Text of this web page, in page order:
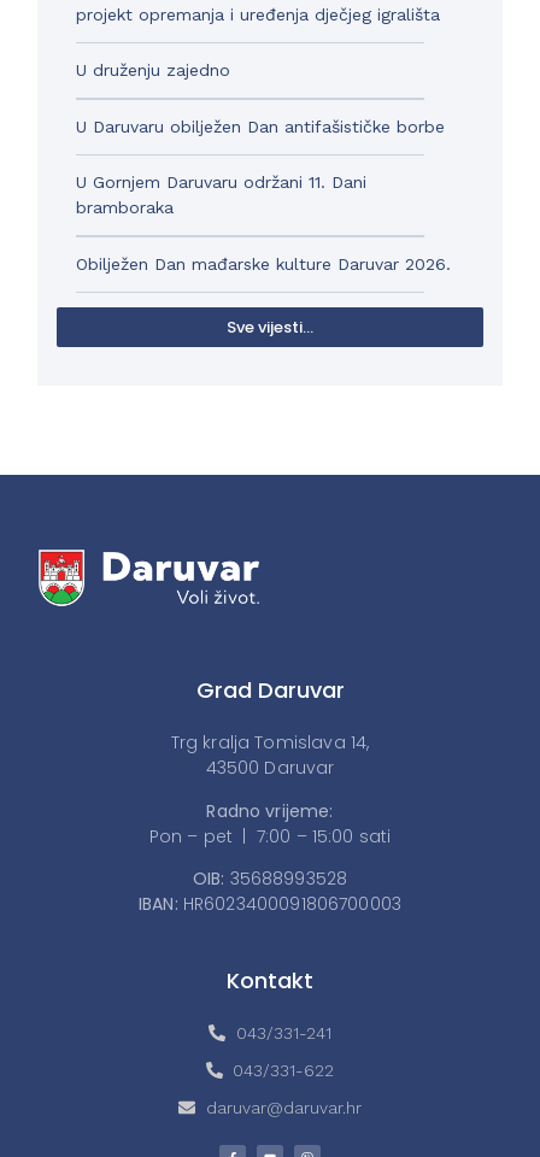
projekt opremanja i uređenja dječjeg igrališta
U druženju zajedno
U Daruvaru obilježen Dan antifašističke borbe
U Gornjem Daruvaru održani 11. Dani
bramboraka
Obilježen Dan mađarske kulture Daruvar 2026.
Sve vijesti...
Grad Daruvar
Trg kralja Tomislava 14,
43500 Daruvar
Radno vrijeme:
Pon – pet | 7:00 – 15:00 sati
OIB: 35688993528
IBAN: HR6023400091806700003
Kontakt
043/331-241
043/331-622
daruvar@daruvar.hr